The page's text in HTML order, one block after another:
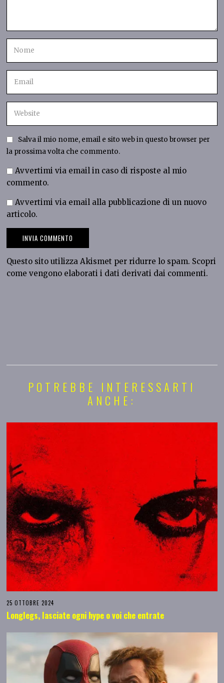
Salva il mio nome, email e sito web in questo browser per
la prossima volta che commento.
Avvertimi via email in caso di risposte al mio
commento.
Avvertimi via email alla pubblicazione di un nuovo
articolo.
Questo sito utilizza Akismet per ridurre lo spam. Scopri
come vengono elaborati i dati derivati dai commenti.
POTREBBE INTERESSARTI
ANCHE:
25 OTTOBRE 2024
Longlegs, lasciate ogni hype o voi che entrate